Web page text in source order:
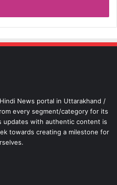
News portal in Uttarakhand /
every segment/category for its
updates with authentic content is
towards creating a milestone for